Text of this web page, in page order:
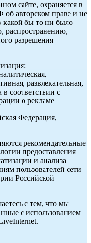
сайте, охраняется в
об авторском праве и не
какой бы то ни было
распространению,
разрешения
развлекательная,
в соответствии с
о рекламе
Федерация,
рекомендательные
предоставления
и анализа
пользователей сети
Российской
с тем, что мы
с использованием